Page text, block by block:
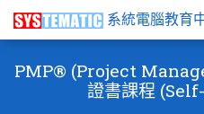
系統電腦教育
PMP® (Project
證書課程